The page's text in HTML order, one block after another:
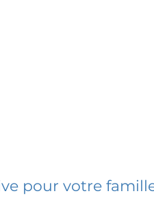
pour votre